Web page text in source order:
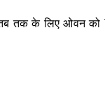
तक के लिए ओवन को